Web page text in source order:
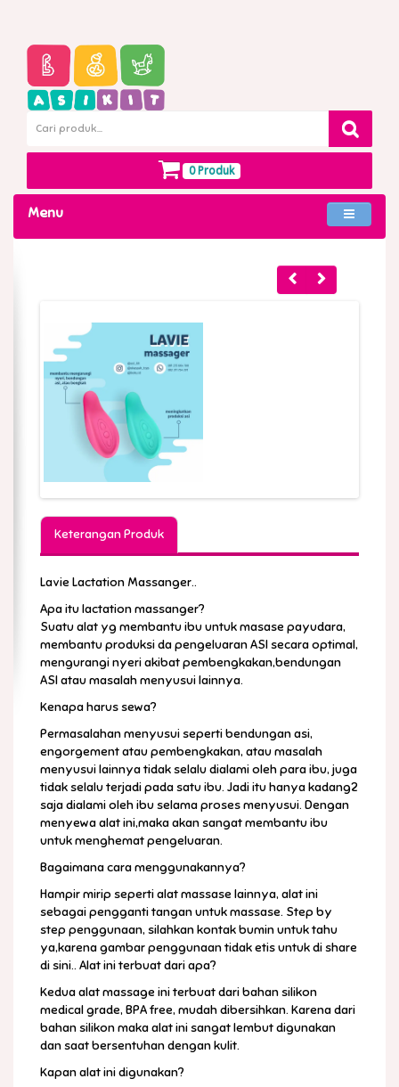
0 Produk
Menu
Keterangan Produk
Lavie Lactation Massanger..
Apa itu lactation massanger?
Suatu alat yg membantu ibu untuk masase payudara,
membantu produksi da pengeluaran ASI secara optimal,
mengurangi nyeri akibat pembengkakan,bendungan
ASI atau masalah menyusui lainnya.
Kenapa harus sewa?
Permasalahan menyusui seperti bendungan asi,
engorgement atau pembengkakan, atau masalah
menyusui lainnya tidak selalu dialami oleh para ibu, juga
tidak selalu terjadi pada satu ibu. Jadi itu hanya kadang2
saja dialami oleh ibu selama proses menyusui. Dengan
menyewa alat ini,maka akan sangat membantu ibu
untuk menghemat pengeluaran.
Bagaimana cara menggunakannya?
Hampir mirip seperti alat massase lainnya, alat ini
sebagai pengganti tangan untuk massase. Step by
step penggunaan, silahkan kontak bumin untuk tahu
ya,karena gambar penggunaan tidak etis untuk di share
di sini.. Alat ini terbuat dari apa?
Kedua alat massage ini terbuat dari bahan silikon
medical grade, BPA free, mudah dibersihkan. Karena dari
bahan silikon maka alat ini sangat lembut digunakan
dan saat bersentuhan dengan kulit.
Kapan alat ini digunakan?